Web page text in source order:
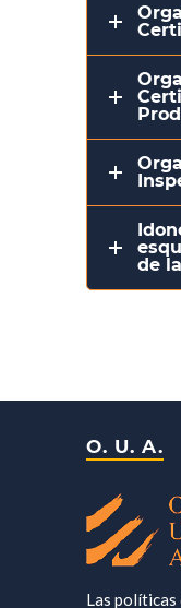
de
O. U. A.
Las políticas